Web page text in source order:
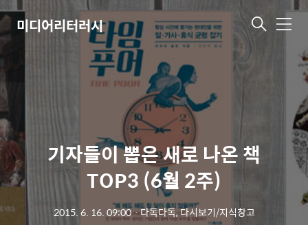
미디어리터러시 메
기자들이 뽑은 새로 나온 책
TOP3 (6월 2주)
2015. 6. 16. 09:00ㆍ다독다독, 다시보기/지식창고